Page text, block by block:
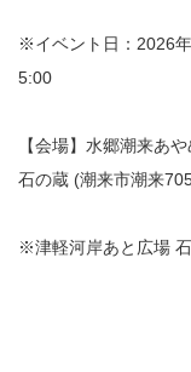
※イベント日：2026
5:00
【会場】水郷潮来あ
石の蔵 (潮来市潮来
※津軽河岸あと広場